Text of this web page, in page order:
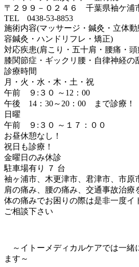
〒２９９－０２４６ 千葉県袖ケ浦
TEL 0438-53-8853
施術内容(マッサージ・鍼灸・立体
容鍼灸・ハンドリフレ・矯正)
対応疾患(肩こり・五十肩・腰痛・
膝関節症・ギックリ腰・自律神経の
診療時間
月・火・水・木・土・祝
午前 ９:３０ ～12：00
午後 14：30～20：00 まで診療！
日曜
午前 ９:３０ ～１７：００
お昼休憩なし！
祝日も診療！
金曜日のみ休診
駐車場有り ７ 台
袖ヶ浦市、木更津市、君津市、市原
肩の痛み、腰の痛み、交通事故治療
体の痛みでお困りの際は是非一度イ
ご相談下さい
～イトーメディカルケアでは一緒
ます～